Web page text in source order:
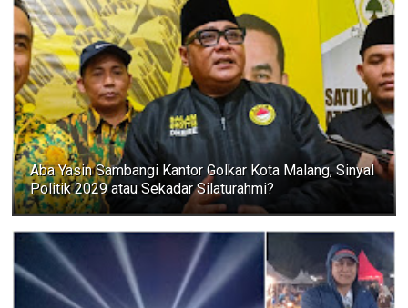
Aba Yasin Sambangi Kantor Golkar Kota Malang, Sinyal
Politik 2029 atau Sekadar Silaturahmi?